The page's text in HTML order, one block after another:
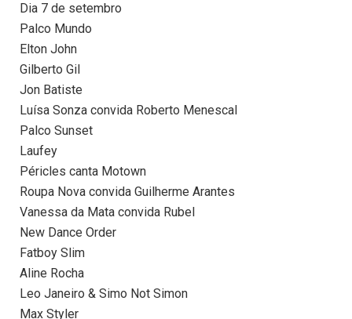
Dia 7 de setembro
Palco Mundo
Elton John
Gilberto Gil
Jon Batiste
Luísa Sonza convida Roberto Menescal
Palco Sunset
Laufey
Péricles canta Motown
Roupa Nova convida Guilherme Arantes
Vanessa da Mata convida Rubel
New Dance Order
Fatboy Slim
Aline Rocha
Leo Janeiro & Simo Not Simon
Max Styler